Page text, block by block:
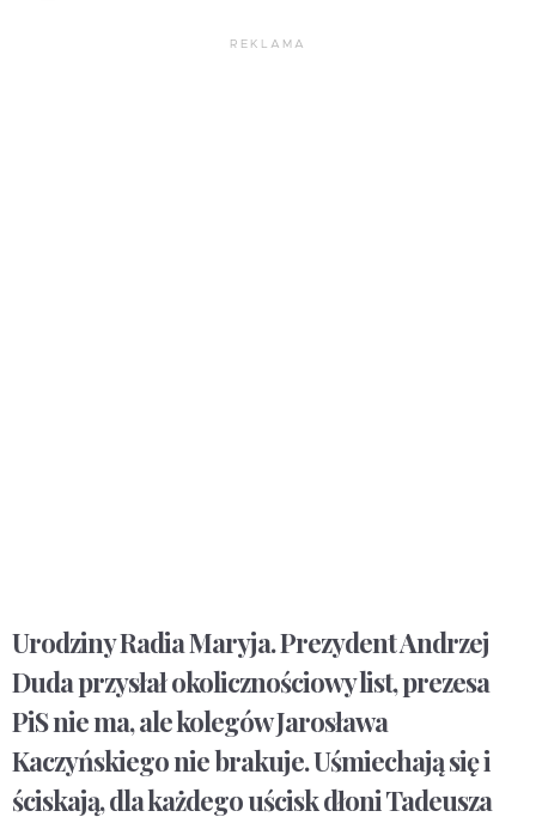
REKLAMA
Urodziny Radia Maryja. Prezydent Andrzej
Duda przysłał okolicznościowy list, prezesa
PiS nie ma, ale kolegów Jarosława
Kaczyńskiego nie brakuje. Uśmiechają się i
ściskają, dla każdego uścisk dłoni Tadeusza